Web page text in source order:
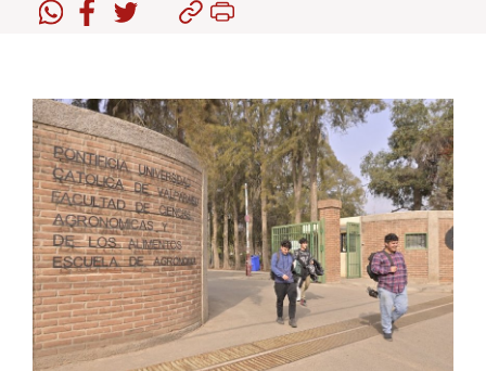
Estudiantes
Funcionarios
Alumni
English